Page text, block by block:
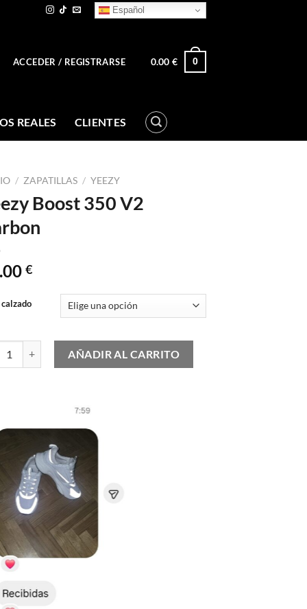
Español
ACCEDER / REGISTRARSE 0.00€ 0
REALES CLIENTES
/ ZAPATILLAS / YEEZY
Boost 350 V2
€
Boost 350 V2 Carbon cantidad
AÑADIR AL CARRITO